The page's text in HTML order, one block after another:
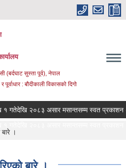
(बर्दघाट सुस्ता पूर्व), नेपाल
पूर्वाधार : बौदीकाली विकासको दिगो
२०८३ असार मसान्तसम्म स्वत प्रकाशन
बारे ।